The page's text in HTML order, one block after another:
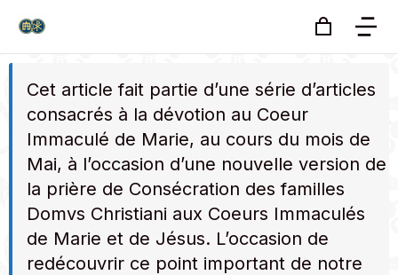
Cet article fait partie d’une série d’articles
consacrés à la dévotion au Coeur
Immaculé de Marie, au cours du mois de
Mai, à l’occasion d’une nouvelle version de
la prière de Consécration des familles
Domvs Christiani aux Coeurs Immaculés
de Marie et de Jésus. L’occasion de
redécouvrir ce point important de notre